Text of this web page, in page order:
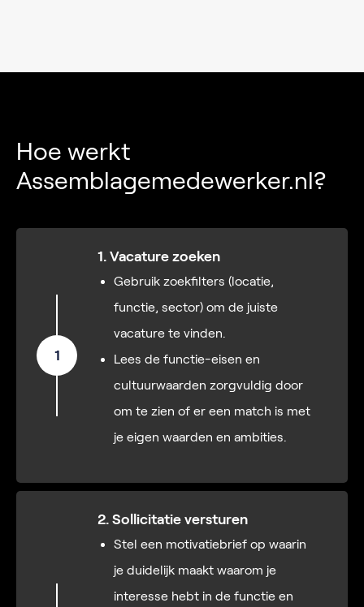
Hoe werkt
Assemblagemedewerker.nl?
1
1. Vacature zoeken
Gebruik zoekfilters (locatie,
functie, sector) om de juiste
vacature te vinden.
Lees de functie-eisen en
cultuurwaarden zorgvuldig door
om te zien of er een match is met
je eigen waarden en ambities.
2. Sollicitatie versturen
Stel een motivatiebrief op waarin
je duidelijk maakt waarom je
interesse hebt in de functie en